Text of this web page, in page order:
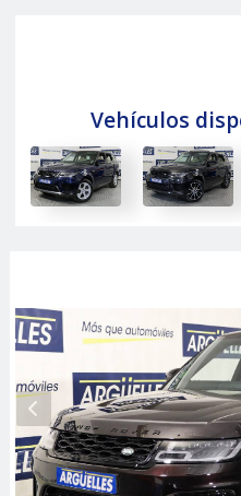
Vehículos